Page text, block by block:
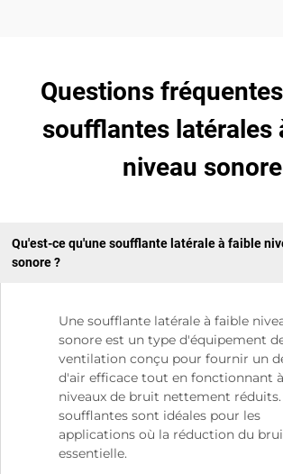
Questions
soufflantes latérales
niveau sonore
Qu'est-ce qu'une soufflante latérale à faible
sonore ?
Une soufflante latérale à faible
sonore est un type d'équipement
ventilation conçu pour fournir un
d'air efficace tout en fonctionnant
niveaux de bruit nettement réduits.
soufflantes sont idéales pour les
applications où la réduction du
essentielle.